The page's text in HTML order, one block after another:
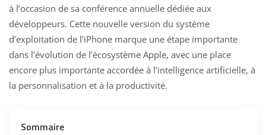
à l’occasion de sa conférence annuelle dédiée aux
développeurs. Cette nouvelle version du système
d’exploitation de l’iPhone marque une étape importante
dans l’évolution de l’écosystème Apple, avec une place
encore plus importante accordée à l’intelligence artificielle, à
la personnalisation et à la productivité.
Sommaire